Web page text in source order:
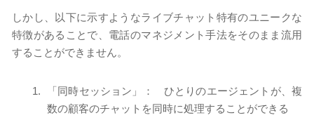
しかし、以下に示すようなライブチャット特有のユニークな
特徴があることで、電話のマネジメント手法をそのまま流用
することができません。
「同時セッション」： ひとりのエージェントが、複
数の顧客のチャットを同時に処理することができる